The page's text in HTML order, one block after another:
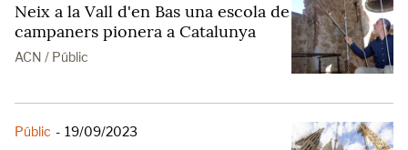
Neix a la Vall d'en Bas una escola de
campaners pionera a Catalunya
ACN / Públic
Públic - 19/09/2023